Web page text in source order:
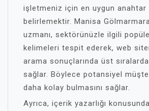
işletmeniz için en uygun anahtar
belirlemektir. Manisa
uzmanı, sektörünüzle ilgili
kelimeleri tespit ederek, web
arama sonuçlarında üst sıralarda
sağlar. Böylece potansiyel
daha kolay bulmasını sağlar.
Ayrıca, içerik yazarlığı